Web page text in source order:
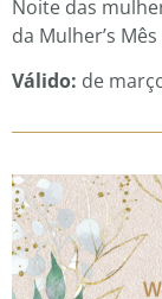
Noite das
da Mulher’s M
Válido: de